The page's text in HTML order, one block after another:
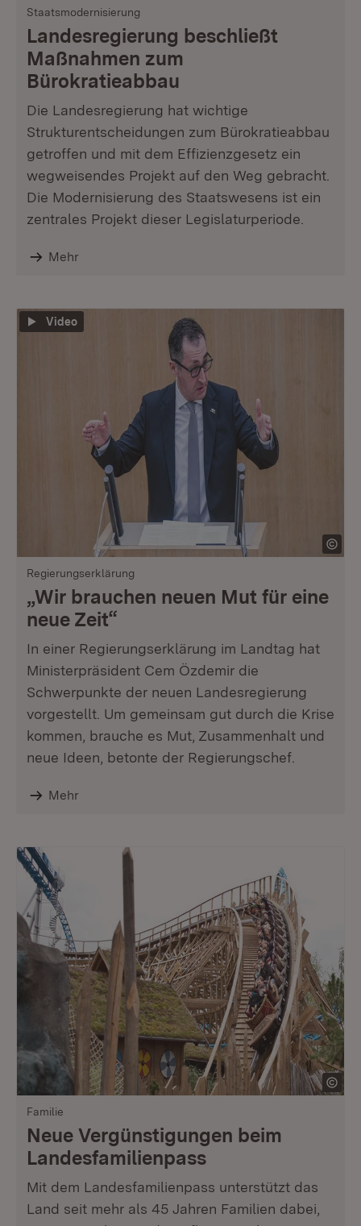
Staatsmodernisierung
Landesregierung beschließt
Maßnahmen zum
Bürokratieabbau
Die Landesregierung hat wichtige
Strukturentscheidungen zum Bürokratieabbau
getroffen und mit dem Effizienzgesetz ein
wegweisendes Projekt auf den Weg gebracht.
Die Modernisierung des Staatswesens ist ein
zentrales Projekt dieser Legislaturperiode.
Mehr
Video
Regierungserklärung
„Wir brauchen neuen Mut für eine
neue Zeit“
In einer Regierungserklärung im Landtag hat
Ministerpräsident Cem Özdemir die
Schwerpunkte der neuen Landesregierung
vorgestellt. Um gemeinsam gut durch die Krise
kommen, brauche es Mut, Zusammenhalt und
neue Ideen, betonte der Regierungschef.
Mehr
Familie
Neue Vergünstigungen beim
Landesfamilienpass
Mit dem Landesfamilienpass unterstützt das
Land seit mehr als 45 Jahren Familien dabei,